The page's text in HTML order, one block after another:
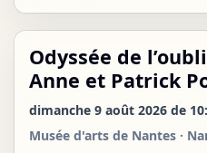
DIM
09
Odyssée de
Anne et Patrick
dimanche 9 août 2026 de
Musée d'arts de Nantes ·